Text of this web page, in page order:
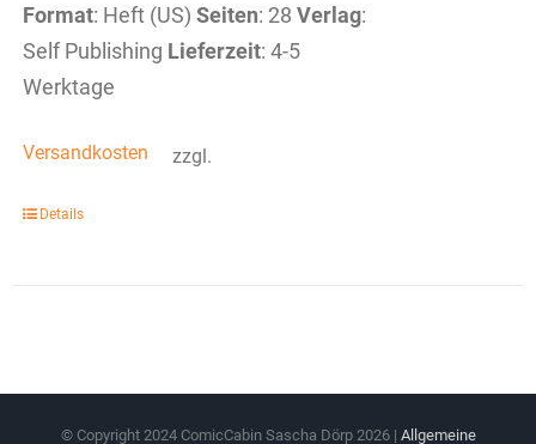
Format: Heft (US) Seiten: 28 Verlag:
Self Publishing Lieferzeit: 4-5
Werktage
zzgl.
Versandkosten
Details
© Copyright 2024 ComicCabin Sascha Dörp 2026 | Allgemeine